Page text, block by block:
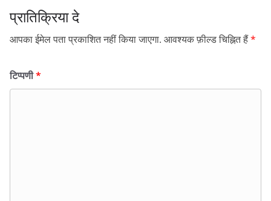
प्रातिक्रिया दे
आपका ईमेल पता प्रकाशित नहीं किया जाएगा. आवश्यक फ़ील्ड चिह्नित हैं*
टिप्पणी*